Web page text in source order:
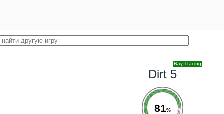
Ray Tracing
Dirt 5
81%